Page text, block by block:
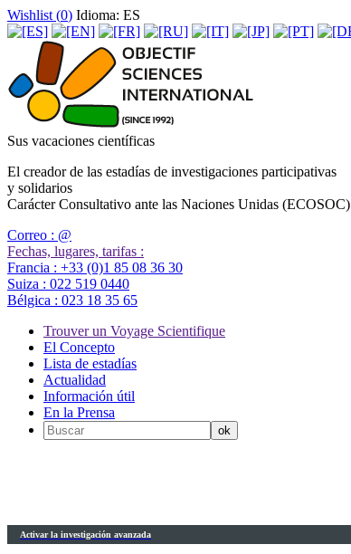
Wishlist (0) Idioma: ES
Sus vacaciones científicas
El creador de las estadías de investigaciones participativas
y solidarios
Carácter Consultativo ante las Naciones Unidas (ECOSOC)
Correo : @
Fechas, lugares, tarifas :
Francia : +33 (0)1 85 08 36 30
Suiza : 022 519 0440
Bélgica : 023 18 35 65
Trouver un Voyage Scientifique
El Concepto
Lista de estadías
Actualidad
Información útil
En la Prensa
Activar la investigación avanzada